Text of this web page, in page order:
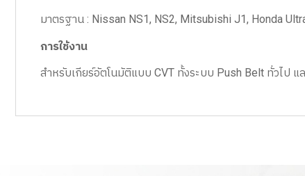
มาตรฐาน : Nissan NS1, NS2, Mitsubishi J1, Honda
การใช้งาน
สำหรับเกียร์อัตโนมัติแบบ CVT ทั้งระบบ Push Belt ทั่วไป